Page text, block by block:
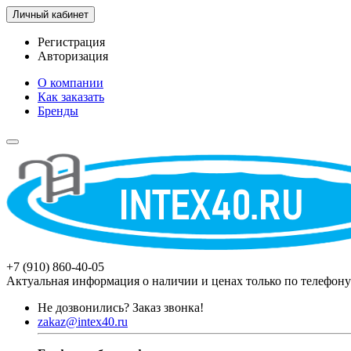
Личный кабинет
Регистрация
Авторизация
О компании
Как заказать
Бренды
+7 (910) 860-40-05
Актуальная информация о наличии и ценах только по
Не дозвонились? Заказ звонка!
zakaz@intex40.ru